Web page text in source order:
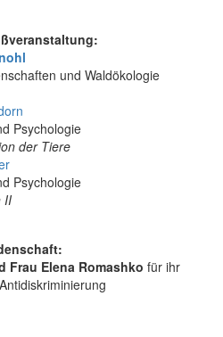
und Waldökologie
Psychologie
der Tiere
Psychologie
II
Frau Elena Romashko für ihr